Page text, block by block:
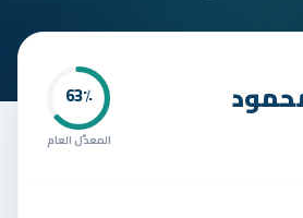
63٪
المعدّل العام